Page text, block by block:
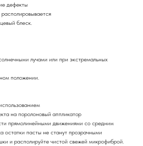
дефекты
блеск.
лучами или при экстремальных
положении.
на поролоновый аппликатор
прямолинейными движениями со средним
остатки пасты не станут прозрачными
и располируйте чистой свежей микрофиброй.